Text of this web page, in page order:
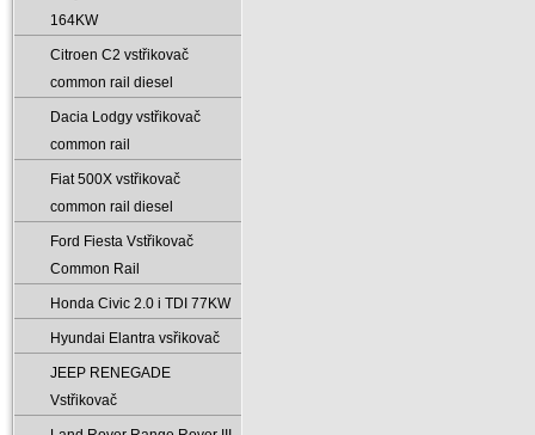
164KW
Citroen C2 vstřikovač
common rail diesel
Dacia Lodgy vstřikovač
common rail
Fiat 500X vstřikovač
common rail diesel
Ford Fiesta Vstřikovač
Common Rail
Honda Civic 2.0 i TDI 77KW
Hyundai Elantra vsřikovač
JEEP RENEGADE
Vstřikovač